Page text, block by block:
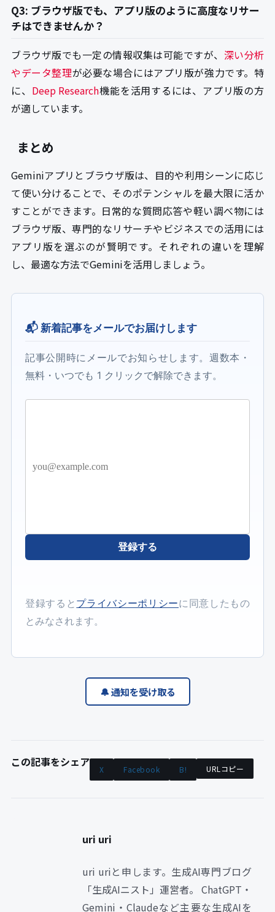
Q3: ブラウザ版でも、アプリ版のように高度なリサー
チはできませんか？
ブラウザ版でも一定の情報収集は可能ですが、 深い分析
やデータ整理が必要な場合にはアプリ版が強力です。特
に、 Deep Research機能を活用するには、アプリ版の方
が適しています。
まとめ
Geminiアプリとブラウザ版は、目的や利用シーンに応じ
て使い分けることで、そのポテンシャルを最大限に活か
すことができます。日常的な質問応答や軽い調べ物には
ブラウザ版、専門的なリサーチやビジネスでの活用には
アプリ版を選ぶのが賢明です。それぞれの違いを理解
し、最適な方法でGeminiを活用しましょう。
📬 新着記事をメールでお届けします
記事公開時にメールでお知らせします。週数本・
無料・いつでも 1 クリックで解除できます。
登録する
登録すると プライバシーポリシーに同意したもの
とみなされます。
🔔 通知を受け取る
この記事をシェア X Facebook B! URLコピー
uri uri
uri uriと申します。生成AI専門ブログ
「生成AIニスト」運営者。 ChatGPT・
Gemini・Claudeなど主要な生成AIを